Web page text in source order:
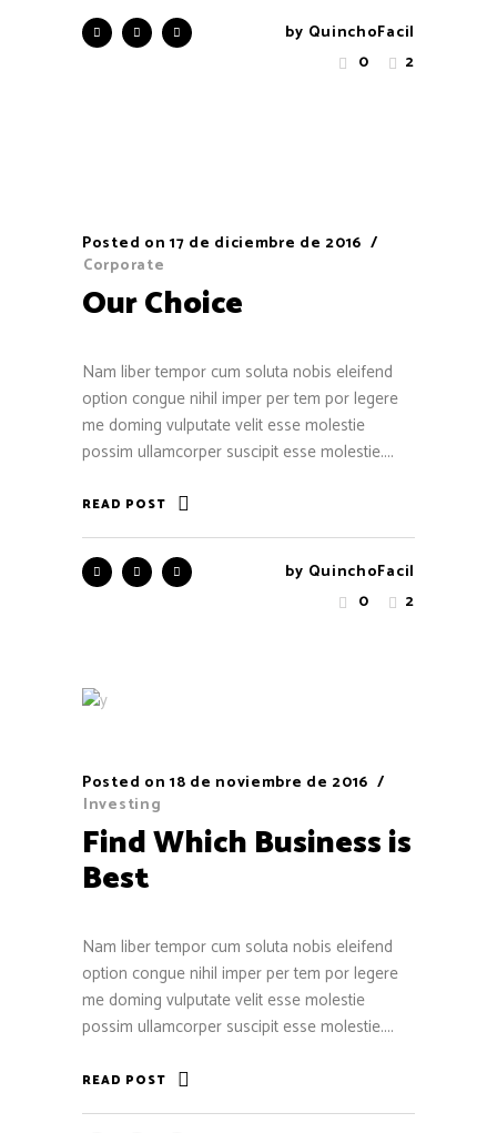
by QuinchoFacil
0
2
Posted on 17 de diciembre de 2016
Corporate
Our Choice
Nam liber tempor cum soluta nobis eleifend
option congue nihil imper per tem por legere
me doming vulputate velit esse molestie
possim ullamcorper suscipit esse molestie....
READ POST
by QuinchoFacil
0
2
Posted on 18 de noviembre de 2016
Investing
Find Which Business is
Best
Nam liber tempor cum soluta nobis eleifend
option congue nihil imper per tem por legere
me doming vulputate velit esse molestie
possim ullamcorper suscipit esse molestie....
READ POST